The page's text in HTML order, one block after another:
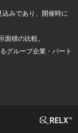
みであり、開催時に
積の比較。
グループ企業・パート